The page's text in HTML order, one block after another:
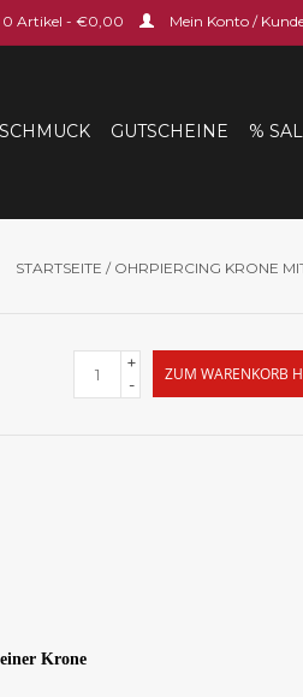
0 Artikel - €0,00 Mein Konto /
GUTSCHEINE %
STARTSEITE / OHRPIERCING KRONE
+
-
ZUM WARENKORB
Krone